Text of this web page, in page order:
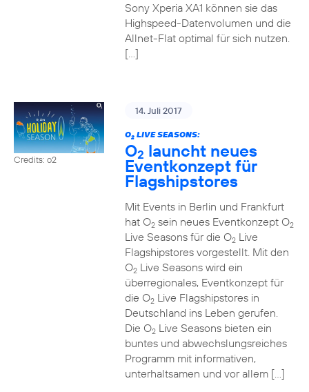
Sony Xperia XA1 können sie das
Highspeed-Datenvolumen und die
Allnet-Flat optimal für sich nutzen.
[…]
Credits: o2
14. Juli 2017
O2LIVE SEASONS:
O2 launcht neues
Eventkonzept für
Flagshipstores
Mit Events in Berlin und Frankfurt
hat O2sein neues Eventkonzept O2
Live Seasons für die O2Live
Flagshipstores vorgestellt. Mit den
O2Live Seasons wird ein
überregionales, Eventkonzept für
die O2Live Flagshipstores in
Deutschland ins Leben gerufen.
Die O2Live Seasons bieten ein
buntes und abwechslungsreiches
Programm mit informativen,
unterhaltsamen und vor allem […]